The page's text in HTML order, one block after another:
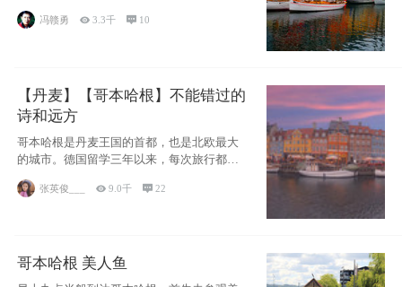
些国家因
冯赣勇 3.3千  10
【丹麦】【哥本哈根】不能错过的
诗和远方
哥本哈根是丹麦王国的首都，也是北欧最大
的城市。德国留学三年以来，每次旅行都是
张英俊___ 9.0千 22
哥本哈根 美人鱼